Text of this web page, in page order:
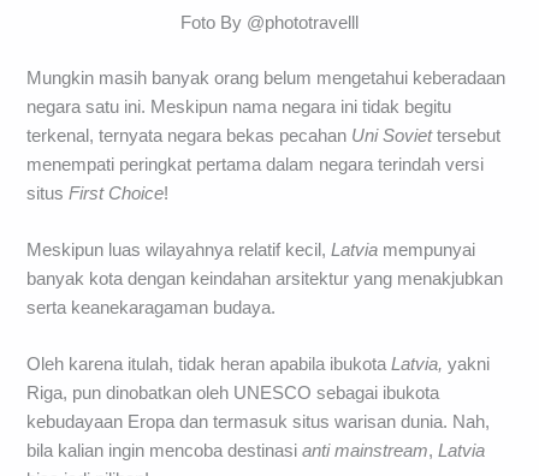
Foto By @phototravelll
Mungkin masih banyak orang belum mengetahui keberadaan
negara satu ini. Meskipun nama negara ini tidak begitu
terkenal, ternyata negara bekas pecahan Uni Soviettersebut
menempati peringkat pertama dalam negara terindah versi
situsFirst Choice!
Meskipun luas wilayahnya relatif kecil,Latvia mempunyai
banyak kota dengan keindahan arsitektur yang menakjubkan
serta keanekaragaman budaya.
Oleh karena itulah, tidak heran apabila ibukotaLatvia, yakni
Riga, pun dinobatkan oleh UNESCO sebagai ibukota
kebudayaan Eropa dan termasuk situs warisan dunia. Nah,
bila kalian ingin mencoba destinasianti mainstream,Latvia